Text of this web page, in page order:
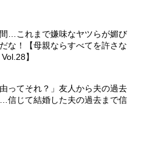
…これまで嫌味なヤツらが媚び
な！【母親ならすべてを許さな
】
ってそれ？」友人から夫の過去
信じて結婚した夫の過去まで信